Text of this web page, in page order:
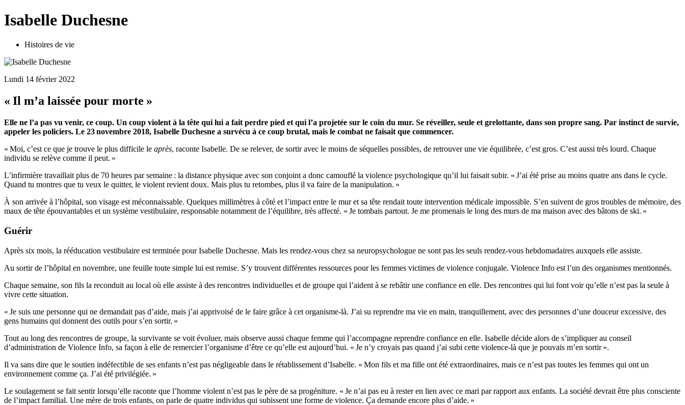
Isabelle Duchesne
Histoires de vie
Lundi 14 février 2022
« Il m’a laissée pour morte »
Elle ne l’a pas vu venir, ce coup. Un coup violent à la tête qui lui a fait perdre pied et qui l’a projetée sur le coin du mur. Se réveiller, seule et grelottante, dans son propre sang. Par instinct de survie,
appeler les policiers. Le 23 novembre 2018, Isabelle Duchesne a survécu à ce coup brutal, mais le combat ne faisait que commencer.
« Moi, c’est ce que je trouve le plus difficile le après, raconte Isabelle. De se relever, de sortir avec le moins de séquelles possibles, de retrouver une vie équilibrée, c’est gros. C’est aussi très lourd. Chaque
individu se relève comme il peut. »
L’infirmière travaillait plus de 70 heures par semaine : la distance physique avec son conjoint a donc camouflé la violence psychologique qu’il lui faisait subir. « J’ai été prise au moins quatre ans dans le cycle.
Quand tu montres que tu veux le quitter, le violent revient doux. Mais plus tu retombes, plus il va faire de la manipulation. »
À son arrivée à l’hôpital, son visage est méconnaissable. Quelques millimètres à côté et l’impact entre le mur et sa tête rendait toute intervention médicale impossible. S’en suivent de gros troubles de mémoire, des
maux de tête épouvantables et un système vestibulaire, responsable notamment de l’équilibre, très affecté. « Je tombais partout. Je me promenais le long des murs de ma maison avec des bâtons de ski. »
Guérir
Après six mois, la rééducation vestibulaire est terminée pour Isabelle Duchesne. Mais les rendez-vous chez sa neuropsychologue ne sont pas les seuls rendez-vous hebdomadaires auxquels elle assiste.
Au sortir de l’hôpital en novembre, une feuille toute simple lui est remise. S’y trouvent différentes ressources pour les femmes victimes de violence conjugale. Violence Info est l’un des organismes mentionnés.
Chaque semaine, son fils la reconduit au local où elle assiste à des rencontres individuelles et de groupe qui l’aident à se rebâtir une confiance en elle. Des rencontres qui lui font voir qu’elle n’est pas la seule à
vivre cette situation.
« Je suis une personne qui ne demandait pas d’aide, mais j’ai apprivoisé de le faire grâce à cet organisme-là. J’ai su reprendre ma vie en main, tranquillement, avec des personnes d’une douceur excessive, des
gens humains qui donnent des outils pour s’en sortir. »
Tout au long des rencontres de groupe, la survivante se voit évoluer, mais observe aussi chaque femme qui l’accompagne reprendre confiance en elle. Isabelle décide alors de s’impliquer au conseil
d’administration de Violence Info, sa façon à elle de remercier l’organisme d’être ce qu’elle est aujourd’hui. « Je n’y croyais pas quand j’ai subi cette violence-là que je pouvais m’en sortir ».
Il va sans dire que le soutien indéfectible de ses enfants n’est pas négligeable dans le rétablissement d’Isabelle. « Mon fils et ma fille ont été extraordinaires, mais ce n’est pas toutes les femmes qui ont un
environnement comme ça. J’ai été privilégiée. »
Le soulagement se fait sentir lorsqu’elle raconte que l’homme violent n’est pas le père de sa progéniture. « Je n’ai pas eu à rester en lien avec ce mari par rapport aux enfants. La société devrait être plus consciente
de l’impact familial. Une mère de trois enfants, on parle de quatre individus qui subissent une forme de violence. Ça demande encore plus d’aide. »